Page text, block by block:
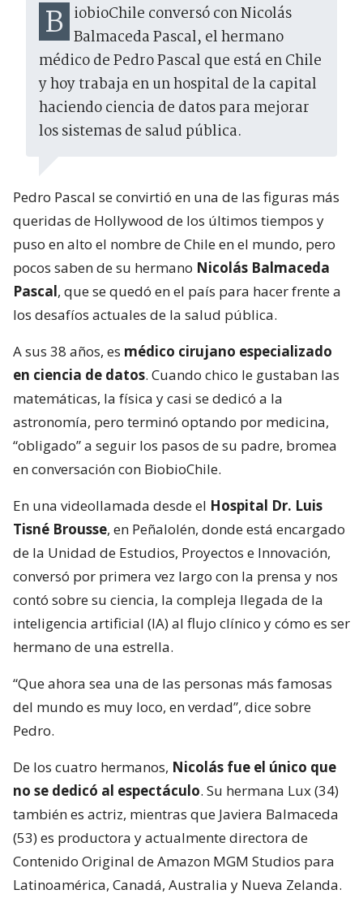
BiobioChile conversó con Nicolás Balmaceda Pascal, el hermano
médico de Pedro Pascal que está en Chile
y hoy trabaja en un hospital de la capital
haciendo ciencia de datos para mejorar
los sistemas de salud pública.
Pedro Pascal se convirtió en una de las figuras más
queridas de Hollywood de los últimos tiempos y
puso en alto el nombre de Chile en el mundo, pero
pocos saben de su hermano Nicolás Balmaceda
Pascal, que se quedó en el país para hacer frente a
los desafíos actuales de la salud pública.
A sus 38 años, es médico cirujano especializado
en ciencia de datos. Cuando chico le gustaban las
matemáticas, la física y casi se dedicó a la
astronomía, pero terminó optando por medicina,
“obligado” a seguir los pasos de su padre, bromea
en conversación con BiobioChile.
En una videollamada desde el Hospital Dr. Luis
Tisné Brousse, en Peñalolén, donde está encargado
de la Unidad de Estudios, Proyectos e Innovación,
conversó por primera vez largo con la prensa y nos
contó sobre su ciencia, la compleja llegada de la
inteligencia artificial (IA) al flujo clínico y cómo es ser
hermano de una estrella.
“Que ahora sea una de las personas más famosas
del mundo es muy loco, en verdad”, dice sobre
Pedro.
De los cuatro hermanos, Nicolás fue el único que
no se dedicó al espectáculo. Su hermana Lux (34)
también es actriz, mientras que Javiera Balmaceda
(53) es productora y actualmente directora de
Contenido Original de Amazon MGM Studios para
Latinoamérica, Canadá, Australia y Nueva Zelanda.